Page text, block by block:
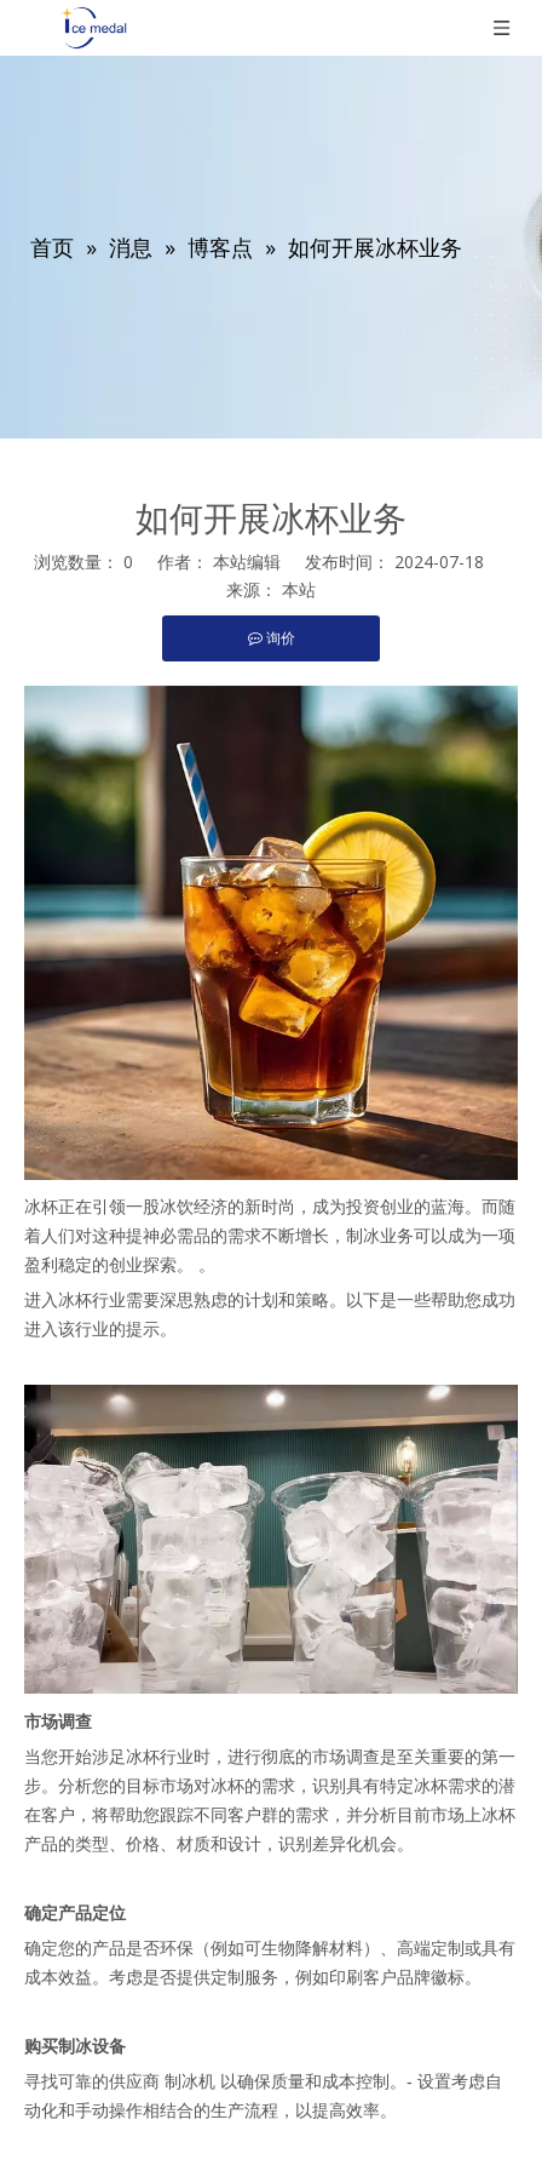
首页 » 消息 » 博客点 » 如何开展冰杯业务
如何开展冰杯业务
浏览数量： 0 作者： 本站编辑 发布时间： 2024-07-18
来源： 本站
询价
冰杯正在引领一股冰饮经济的新时尚，成为投资创业的蓝海。而随
着人们对这种提神必需品的需求不断增长，制冰业务可以成为一项
盈利稳定的创业探索。 。
进入冰杯行业需要深思熟虑的计划和策略。以下是一些帮助您成功
进入该行业的提示。
市场调查
当您开始涉足冰杯行业时，进行彻底的市场调查是至关重要的第一
步。分析您的目标市场对冰杯的需求，识别具有特定冰杯需求的潜
在客户，将帮助您跟踪不同客户群的需求，并分析目前市场上冰杯
产品的类型、价格、材质和设计，识别差异化机会。
确定产品定位
确定您的产品是否环保（例如可生物降解材料）、高端定制或具有
成本效益。考虑是否提供定制服务，例如印刷客户品牌徽标。
购买制冰设备
寻找可靠的供应商 制冰机 以确保质量和成本控制。- 设置考虑自
动化和手动操作相结合的生产流程，以提高效率。